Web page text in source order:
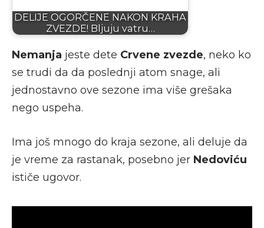
DELIJE OGORČENE NAKON KRAHA
ZVEZDE! Bljuju vatru…
Nemanja jeste dete Crvene zvezde, neko ko
se trudi da da poslednji atom snage, ali
jednostavno ove sezone ima više grešaka
nego uspeha.
Ima još mnogo do kraja sezone, ali deluje da
je vreme za rastanak, posebno jer Nedoviću
ističe ugovor.